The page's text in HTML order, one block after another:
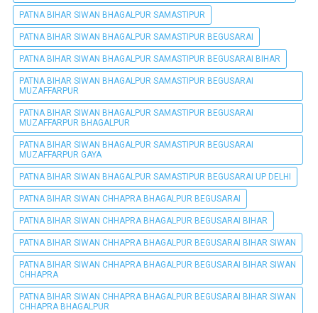
PATNA BIHAR SIWAN BHAGALPUR SAMASTIPUR
PATNA BIHAR SIWAN BHAGALPUR SAMASTIPUR BEGUSARAI
PATNA BIHAR SIWAN BHAGALPUR SAMASTIPUR BEGUSARAI BIHAR
PATNA BIHAR SIWAN BHAGALPUR SAMASTIPUR BEGUSARAI
MUZAFFARPUR
PATNA BIHAR SIWAN BHAGALPUR SAMASTIPUR BEGUSARAI
MUZAFFARPUR BHAGALPUR
PATNA BIHAR SIWAN BHAGALPUR SAMASTIPUR BEGUSARAI
MUZAFFARPUR GAYA
PATNA BIHAR SIWAN BHAGALPUR SAMASTIPUR BEGUSARAI UP DELHI
PATNA BIHAR SIWAN CHHAPRA BHAGALPUR BEGUSARAI
PATNA BIHAR SIWAN CHHAPRA BHAGALPUR BEGUSARAI BIHAR
PATNA BIHAR SIWAN CHHAPRA BHAGALPUR BEGUSARAI BIHAR SIWAN
PATNA BIHAR SIWAN CHHAPRA BHAGALPUR BEGUSARAI BIHAR SIWAN
CHHAPRA
PATNA BIHAR SIWAN CHHAPRA BHAGALPUR BEGUSARAI BIHAR SIWAN
CHHAPRA BHAGALPUR